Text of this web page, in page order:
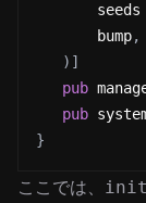
       seeds
       bump
,
) ]
pub
pub
}
ここでは、 init